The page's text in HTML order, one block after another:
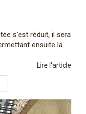
s’est réduit, il sera
ensuite la
Lire l'article